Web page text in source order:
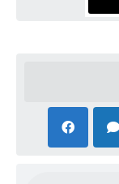
Agenda